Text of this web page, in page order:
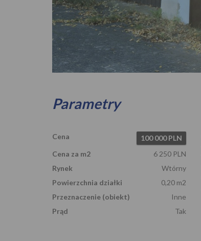
Zdjęcie 1
Parametry
Cena
100 000 PLN
Cena za m2
6 250 PLN
Rynek
Wtórny
Powierzchnia działki
0,20 m2
Przeznaczenie (obiekt)
Inne
Prąd
Tak